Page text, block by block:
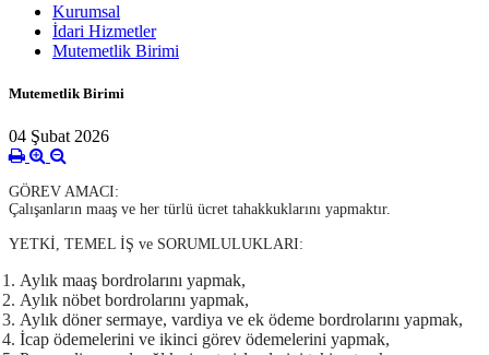
Kurumsal
İdari Hizmetler
Mutemetlik Birimi
Mutemetlik Birimi
04 Şubat 2026
GÖREV AMACI:
Çalışanların maaş ve her türlü ücret tahakkuklarını yapmaktır.
YETKİ, TEMEL İŞ ve SORUMLULUKLARI:
Aylık maaş bordrolarını yapmak,
Aylık nöbet bordrolarını yapmak,
Aylık döner sermaye, vardiya ve ek ödeme bordrolarını yapmak,
İcap ödemelerini ve ikinci görev ödemelerini yapmak,